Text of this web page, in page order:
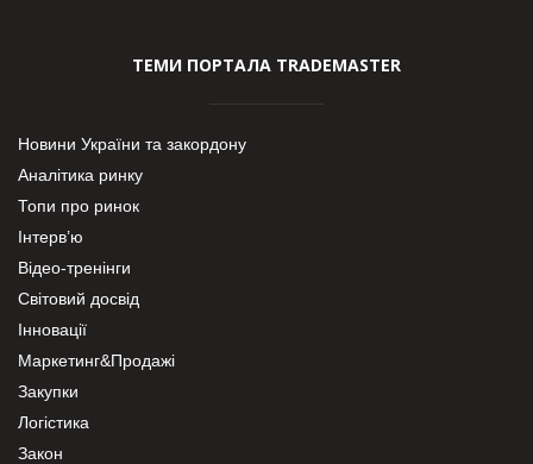
ТЕМИ ПОРТАЛА TRADEMASTER
Новини України та закордону
Аналітика ринку
Топи про ринок
Інтерв’ю
Відео-тренінги
Світовий досвід
Інновації
Маркетинг&Продажі
Закупки
Логістика
Закон